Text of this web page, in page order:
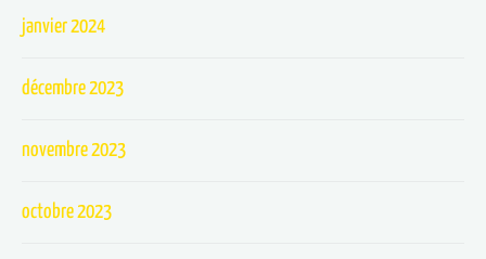
janvier 2024
décembre 2023
novembre 2023
octobre 2023